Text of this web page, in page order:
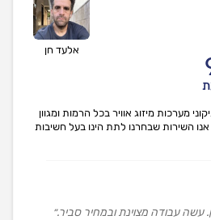
אלעד חן
מערכות מיזוג אוויר בכל הרמות ומגוון
אנו השירות שבחרנו לתת הינו בעל חשיבות
עשה עבודה מצוינת ובמחיר סביר.״